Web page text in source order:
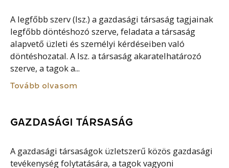
A legfőbb szerv (lsz.) a gazdasági társaság tagjainak
legfőbb döntéshozó szerve, feladata a társaság
alapvető üzleti és személyi kérdéseiben való
döntéshozatal. A lsz. a társaság akaratelhatározó
szerve, a tagok a...
Tovább olvasom
GAZDASÁGI TÁRSASÁG
A gazdasági társaságok üzletszerű közös gazdasági
tevékenység folytatására, a tagok vagyoni